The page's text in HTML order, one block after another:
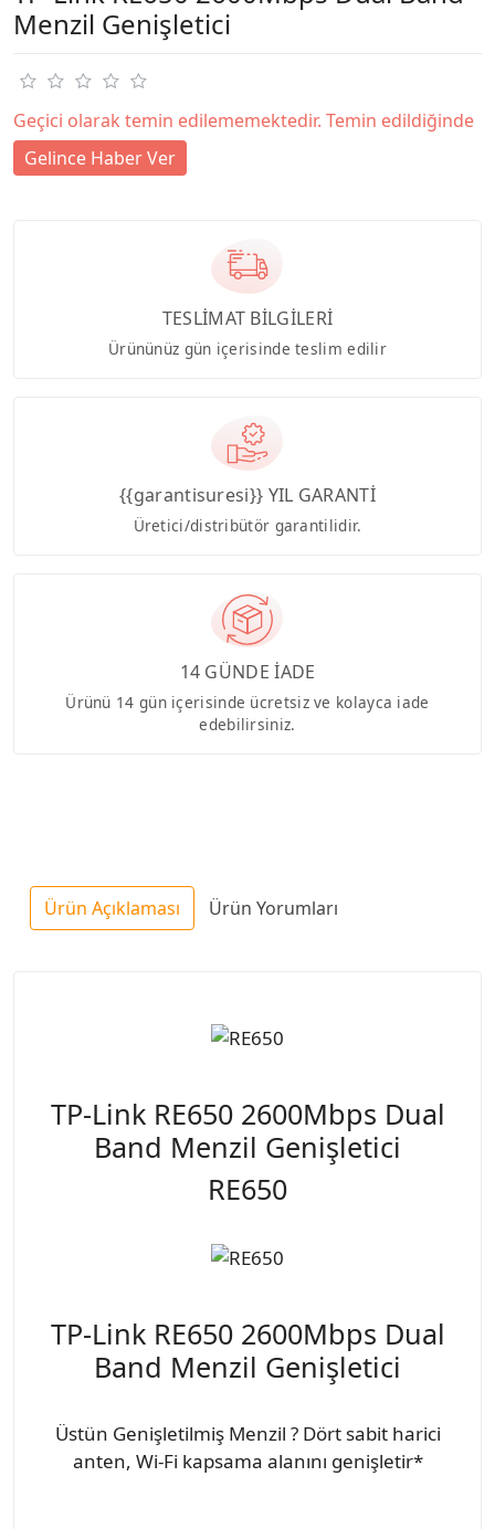
Menzil Genişletici
Geçici olarak temin edilememektedir. Temin edildiğinde
Gelince Haber Ver
TESLİMAT BİLGİLERİ
Ürününüz gün içerisinde teslim edilir
{{garantisuresi}} YIL GARANTİ
Üretici/distribütör garantilidir.
14 GÜNDE İADE
Ürünü 14 gün içerisinde ücretsiz ve kolayca iade
edebilirsiniz.
Ürün Açıklaması Ürün Yorumları
TP-Link RE650 2600Mbps Dual
Band Menzil Genişletici
RE650
TP-Link RE650 2600Mbps Dual
Band Menzil Genişletici
Üstün Genişletilmiş Menzil ? Dört sabit harici
anten, Wi-Fi kapsama alanını genişletir*